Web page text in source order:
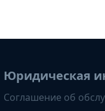
Юридическая
Соглашение об